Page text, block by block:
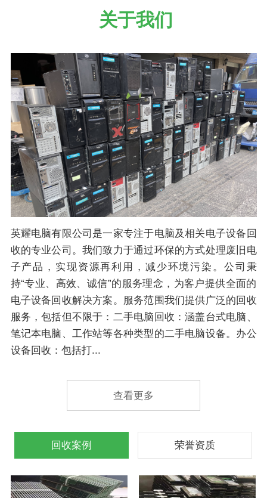
关于我们
英耀电脑有限公司是一家专注于电脑及相关电子设备回
收的专业公司。我们致力于通过环保的方式处理废旧电
子产品，实现资源再利用，减少环境污染。公司秉
持“专业、高效、诚信”的服务理念，为客户提供全面的
电子设备回收解决方案。服务范围我们提供广泛的回收
服务，包括但不限于：二手电脑回收：涵盖台式电脑、
笔记本电脑、工作站等各种类型的二手电脑设备。办公
设备回收：包括打...
查看更多
回收案例 荣誉资质